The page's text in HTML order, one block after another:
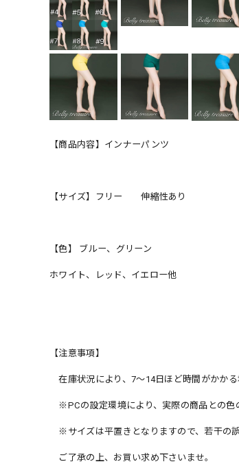
【商品内容】インナーパンツ
【サイズ】フリー 伸縮性あり
【色】 ブルー、グリーン
ホワイト、レッド、イエロー他
【注意事項】
在庫状況により、7〜14日ほど時間がかか
※PCの設定環境により、実際の商品との色
※サイズは平置きとなりますので、若干の誤
ご了承の上、お買い求め下さいませ。